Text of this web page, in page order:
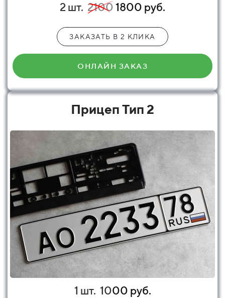
2 шт. 21001800 руб.
ЗАКАЗАТЬ В 2 КЛИКА
ОНЛАЙН ЗАКАЗ
Прицеп Тип 2
1 шт. 1000 руб.